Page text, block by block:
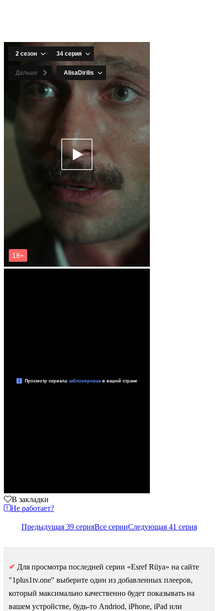
В закладки
Не работает?
Предыдущая 39 серияВсе серииСледующая 41 серия
✔ Для просмотра последней серии «Esref Rüya» на сайте
"1plus1tv.one" выберите один из добавленных плееров,
который максимально качественно будет показывать на
вашем устройстве, будь-то Andriod, iPhone, iPad или